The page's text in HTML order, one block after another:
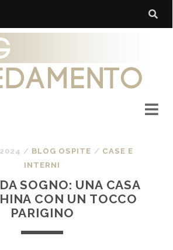
/ BLOG OSPITE / CASE E
INTERNI
SOGNO: UNA CASA
CON UN TOCCO
PARIGINO